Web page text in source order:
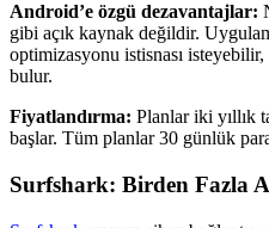
Android’e özgü dezavantajlar:
gibi açık kaynak değildir.
optimizasyonu istisnası
bulur.
Fiyatlandırma: Planlar iki yıllık
başlar. Tüm planlar 30 günlük
Surfshark: Birden Fazla